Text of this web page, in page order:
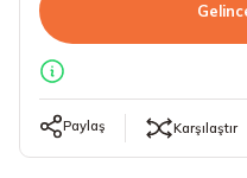
Paylaş Karşılaştır